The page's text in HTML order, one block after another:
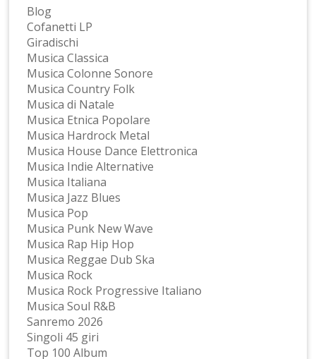
Blog
Cofanetti LP
Giradischi
Musica Classica
Musica Colonne Sonore
Musica Country Folk
Musica di Natale
Musica Etnica Popolare
Musica Hardrock Metal
Musica House Dance Elettronica
Musica Indie Alternative
Musica Italiana
Musica Jazz Blues
Musica Pop
Musica Punk New Wave
Musica Rap Hip Hop
Musica Reggae Dub Ska
Musica Rock
Musica Rock Progressive Italiano
Musica Soul R&B
Sanremo 2026
Singoli 45 giri
Top 100 Album